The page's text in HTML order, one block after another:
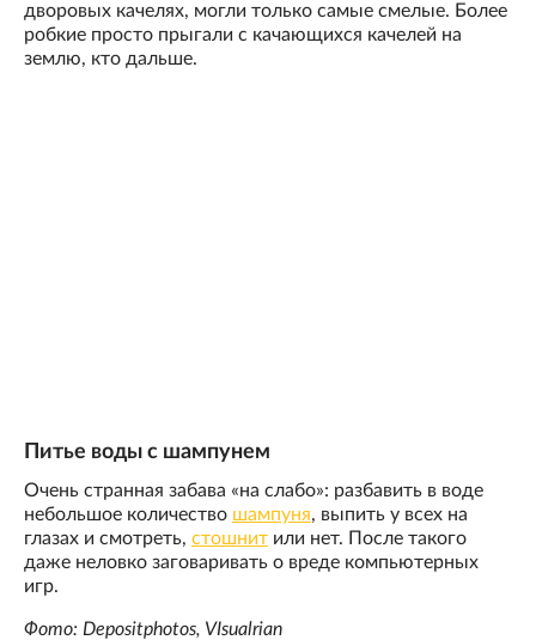
дворовых качелях, могли только самые смелые. Более
робкие просто прыгали с качающихся качелей на
землю, кто дальше.
Питье воды с шампунем
Очень странная забава «на слабо»: разбавить в воде
небольшое количество шампуня, выпить у всех на
глазах и смотреть, стошнит или нет. После такого
даже неловко заговаривать о вреде компьютерных
игр.
Фото: Depositphotos, VIsualrian